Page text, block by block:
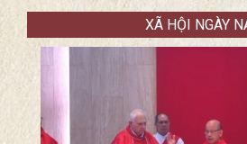
Cuộc đối đầu
Quốc
XÃ HỘI NGÀY